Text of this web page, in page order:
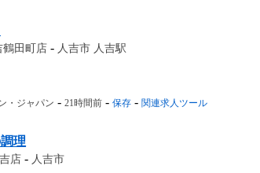
鶴田町店 - 人吉市 人吉駅
・ジャパン - 21時間前 - 保存 - 関連求人ツール
理
店 - 人吉市